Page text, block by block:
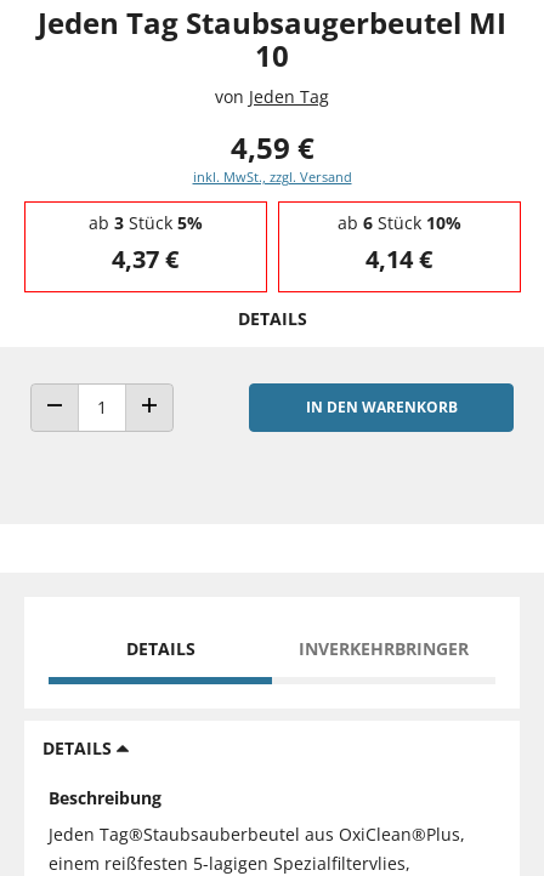
Jeden Tag Staubsaugerbeutel MI
10
von Jeden Tag
4,59 €
inkl. MwSt., zzgl. Versand
Staffelpreise - Mengenrabatt
ab 3Stück 5%
4,37 €
ab 6Stück 10%
4,14 €
DETAILS
ANZAHL VERRINGERNANZAHL ERHÖHEN
IN DEN WARENKORB
DETAILS INVERKEHRBRINGER
DETAILS
Beschreibung
Jeden Tag®Staubsauberbeutel aus OxiClean®Plus,
einem reißfesten 5-lagigen Spezialfiltervlies,